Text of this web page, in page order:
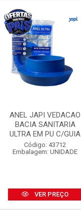
ANEL JAPI VEDACAO
BACIA SANITARIA
ULTRA EM PU C/GUIA
Código: 43712
Embalagem: UNIDADE
VER PREÇO